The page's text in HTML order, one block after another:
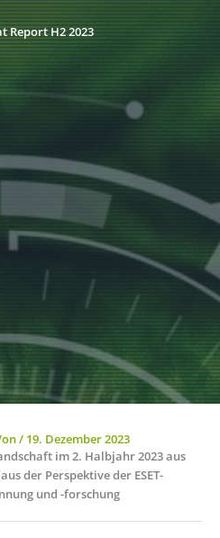
Report H2 2023
/ 19. Dezember 2023
im 2. Halbjahr 2023 aus
der Perspektive der ESET-
und -forschung